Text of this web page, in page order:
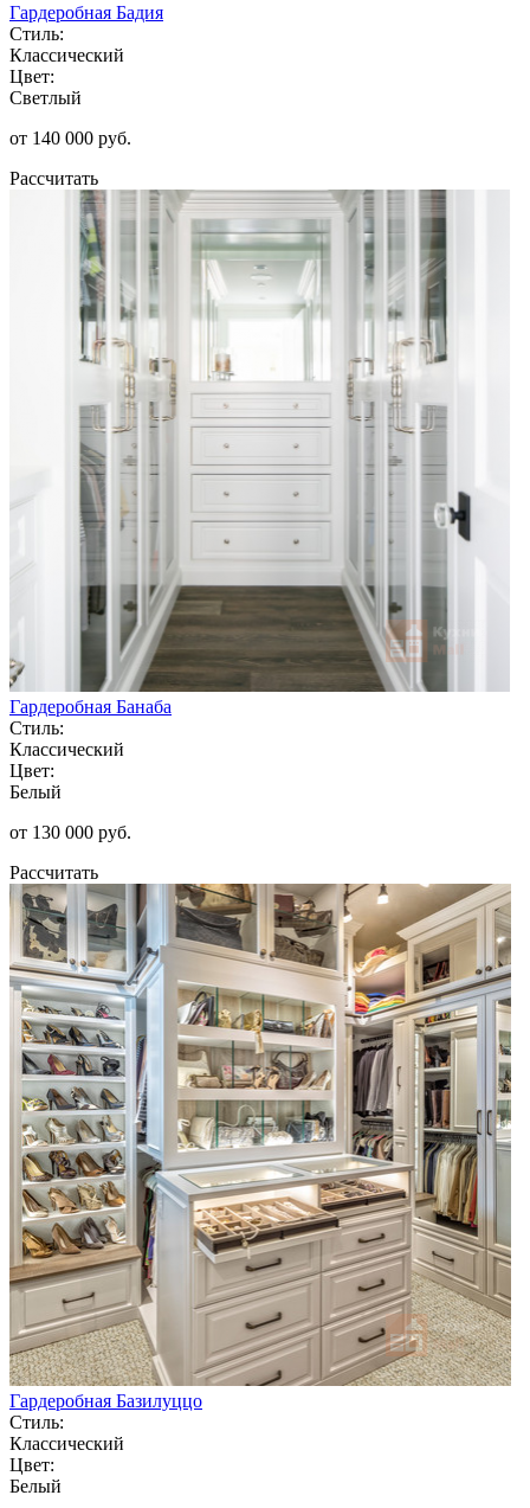
Гардеробная Бадия
Стиль:
Классический
Цвет:
Светлый
от 140 000 руб.
Рассчитать
Гардеробная Банаба
Стиль:
Классический
Цвет:
Белый
от 130 000 руб.
Рассчитать
Гардеробная Базилуццо
Стиль:
Классический
Цвет:
Белый